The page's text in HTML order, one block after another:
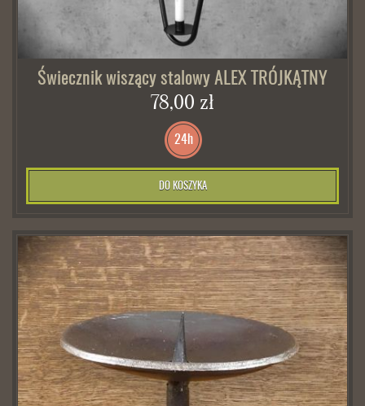
Świecznik wiszący stalowy ALEX TRÓJKĄTNY
78,00 zł
24h
DO KOSZYKA